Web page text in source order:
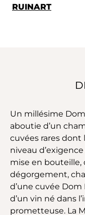
RUINART
Un millésime
aboutie d’un
cuvées rares
niveau
mise en bouteille,
dégorgement,
d’une cuvée
d’un vin né dans
prometteuse. La